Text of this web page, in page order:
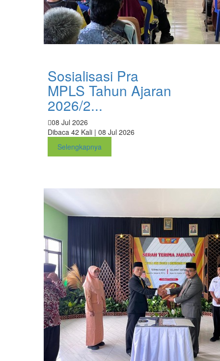
Sosialisasi Pra
MPLS Tahun Ajaran
2026/2...
08 Jul 2026
Dibaca 42 Kali | 08 Jul 2026
Selengkapnya